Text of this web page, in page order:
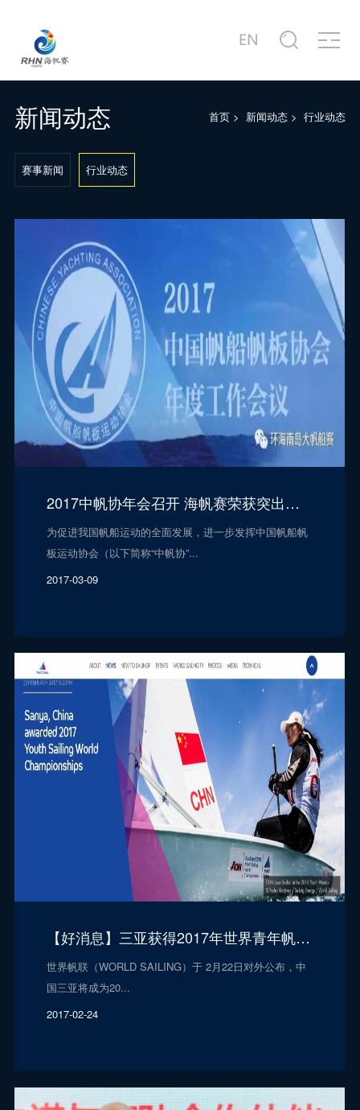
关于赛事
赛事公告
赛事概况
商务合作
合作商家介绍
合作概况
新闻中心
赛事新闻
行业动态
赛事图片
赛事精选
主题活动
赛事视频
赛事专题片
赛事宣传片
服务中心
城市介绍
港口介绍
站点信息
公司简介
发展历程
新闻动态 首页 > 新闻动态 > 行业动态
赛事新闻 行业动态
2017中帆协年会召开 海帆赛荣获突出贡献奖
为促进我国帆船运动的全面发展，进一步发挥中国帆船帆
板运动协会（以下简称“中帆协”...
2017-03-09
【好消息】三亚获得2017年世界青年帆船锦标赛主办权
世界帆联（WORLD SAILING）于 2月22日对外公布，中
国三亚将成为20...
2017-02-24